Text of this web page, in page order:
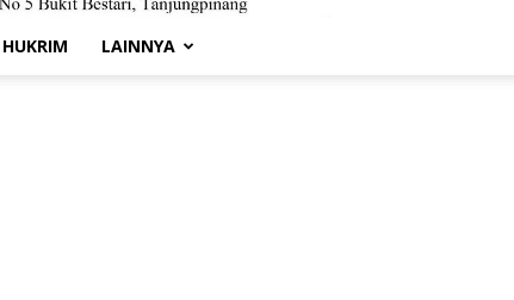
HUKRIM LAINNYA